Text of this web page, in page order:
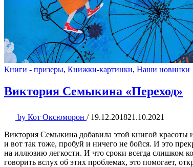
Книги - призеры, Книжки-картинки, Наши новинки
Виктория Семыкина «Переход»
by Кот Оксюморон / 19.12.201821.10.2021
Виктория Семыкина добавила этой книгой
и вот так тоже, пробуй и ничего не бойся. И это
на иллюзию легкости. И что сроки всегда слишком
говорить вслух об этих проблемах, это помогает,